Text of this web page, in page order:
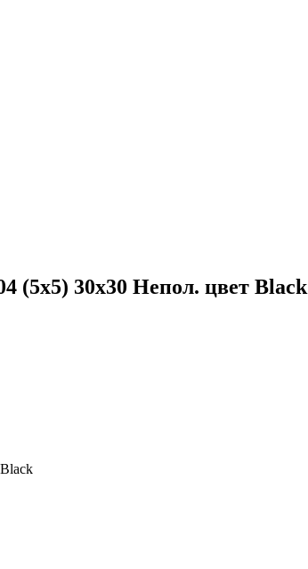
(5х5) 30x30 Непол. цвет Black